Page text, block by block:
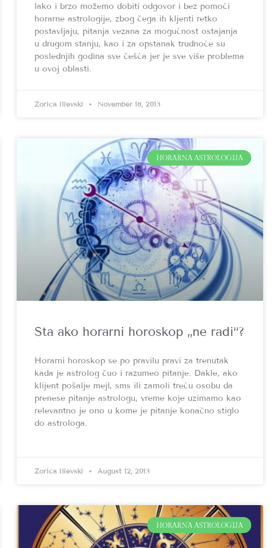
lako i brzo možemo dobiti odgovor i bez pomoći
horarne astrologije, zbog čega ih kljenti retko
postavljaju, pitanja vezana za mogućnost ostajanja
u drugom stanju, kao i za opstanak trudnoće su
poslednjih godina sve češća jer je sve više problema
u ovoj oblasti.
Zorica Ilievski November 18, 2013
HORARNA ASTROLOGIJA
Šta ako horarni horoskop „ne radi“?
Horarni horoskop se po pravilu pravi za trenutak
kada je astrolog čuo i razumeo pitanje. Dakle, ako
klijent pošalje mejl, sms ili zamoli treću osobu da
prenese pitanje astrologu, vreme koje uzimamo kao
relevantno je ono u kome je pitanje konačno stiglo
do astrologa.
Zorica Ilievski August 12, 2013
HORARNA ASTROLOGIJA